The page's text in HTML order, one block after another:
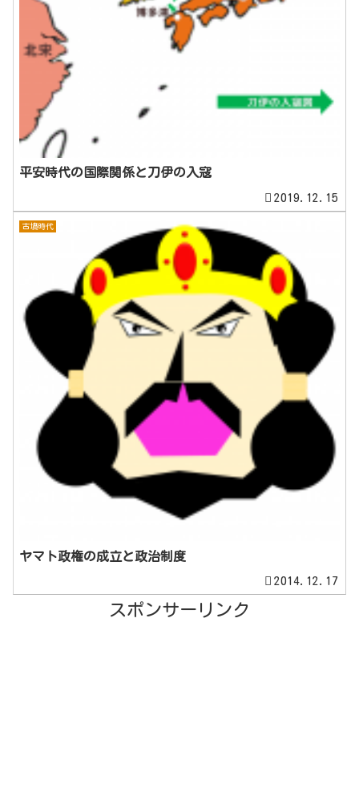
平安時代の国際関係と刀伊の入寇
2019.12.15
古墳時代
ヤマト政権の成立と政治制度
2014.12.17
スポンサーリンク